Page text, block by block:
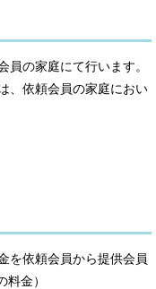
の家庭にて行います。
、依頼会員の家庭におい
を依頼会員から提供会員
金）